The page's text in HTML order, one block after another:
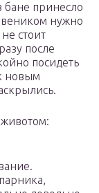
бане принесло
веником нужно
стоит
после
посидеть
новым